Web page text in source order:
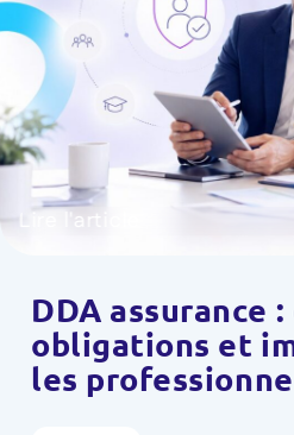
Lire l'article
DDA assurance
obligations et
les